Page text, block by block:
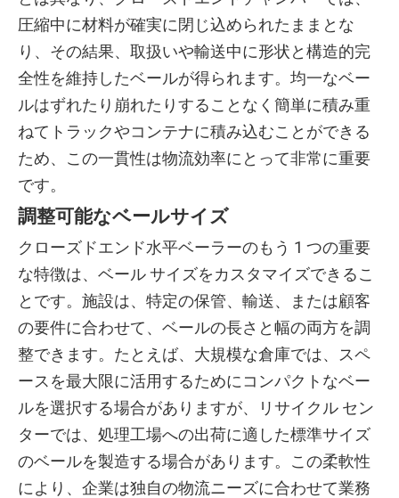
圧縮中に材料が確実に閉じ込められたままとな
り、その結果、取扱いや輸送中に形状と構造的完
全性を維持したベールが得られます。均一なベー
ルはずれたり崩れたりすることなく簡単に積み重
ねてトラックやコンテナに積み込むことができる
ため、この一貫性は物流効率にとって非常に重要
です。
調整可能なベールサイズ
クローズドエンド水平ベーラーのもう 1 つの重要
な特徴は、ベール サイズをカスタマイズできるこ
とです。施設は、特定の保管、輸送、または顧客
の要件に合わせて、ベールの長さと幅の両方を調
整できます。たとえば、大規模な倉庫では、スペ
ースを最大限に活用するためにコンパクトなベー
ルを選択する場合がありますが、リサイクル セン
ターでは、処理工場への出荷に適した標準サイズ
のベールを製造する場合があります。この柔軟性
により、企業は独自の物流ニーズに合わせて業務